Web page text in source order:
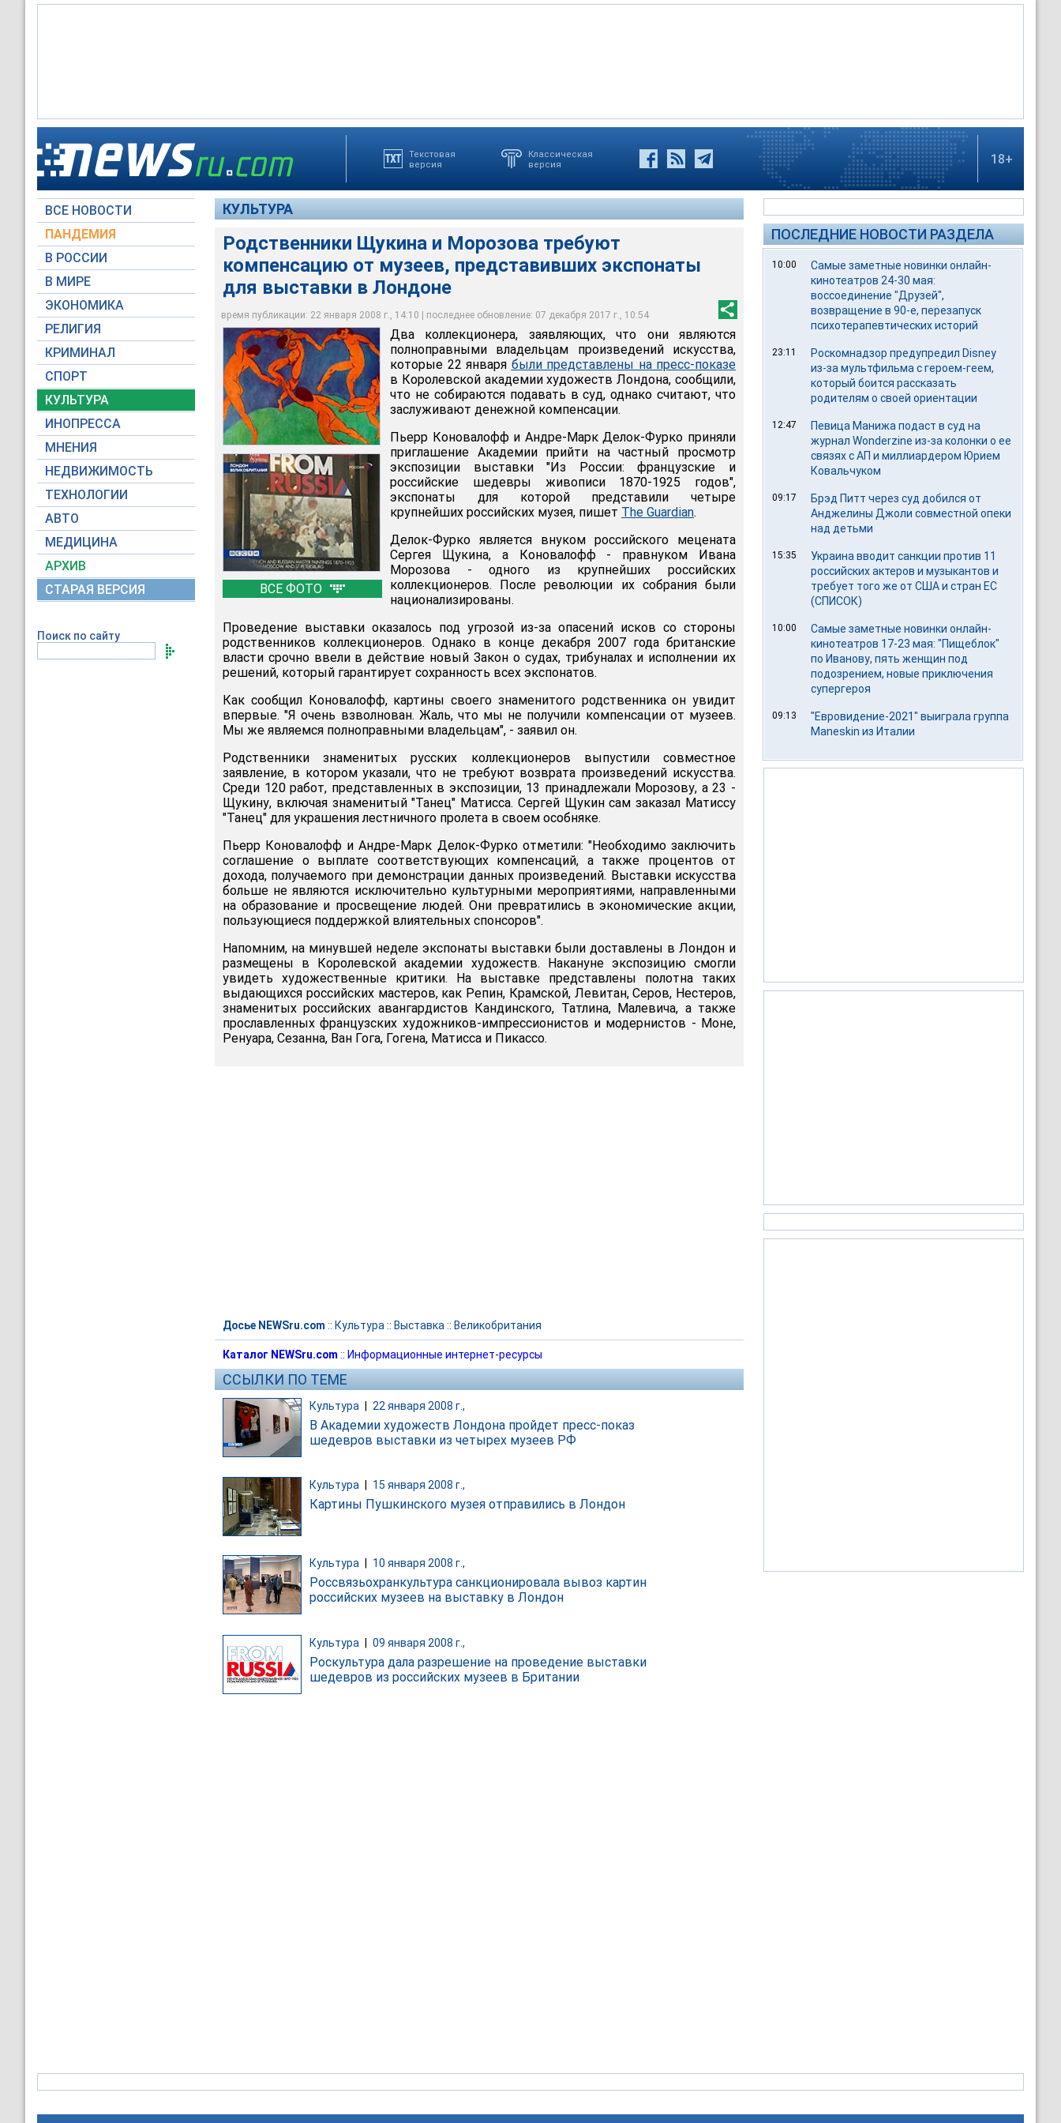
Текстовая
версия
Классическая
версия
18+
ВСЕ НОВОСТИ
ПАНДЕМИЯ
В РОССИИ
В МИРЕ
ЭКОНОМИКА
РЕЛИГИЯ
КРИМИНАЛ
СПОРТ
КУЛЬТУРА
ИНОПРЕССА
МНЕНИЯ
НЕДВИЖИМОСТЬ
ТЕХНОЛОГИИ
АВТО
МЕДИЦИНА
АРХИВ
СТАРАЯ ВЕРСИЯ
Поиск по сайту
КУЛЬТУРА
Родственники Щукина и Морозова требуют
компенсацию от музеев, представивших экспонаты
для выставки в Лондоне
время публикации: 22 января 2008 г., 14:10 | последнее обновление: 07 декабря 2017 г., 10:54
ВСЕ ФОТО
Родственники Щукина и Морозова требуют компенсацию от музеев, представивших
экспонаты для выставки в Лондоне
www.artchive.com
Пьерр Коновалофф и Андре-Марк Делок-Фурко приняли приглашение Академии
прийти на частный просмотр экспозиции выставки "Из России: французские и
российские шедевры живописи 1870-1925 годов", экспонаты для которой
представили четыре крупнейших российских му
Проведение выставки оказалось под угрозой из-за опасений исков со стороны
родственников коллекционеров
Два коллекционера, заявляющих, что они являются
полноправными владельцам произведений искусства,
которые 22 января были представлены на пресс-показе
в Королевской академии художеств Лондона, сообщили,
что не собираются подавать в суд, однако считают, что
заслуживают денежной компенсации.
Пьерр Коновалофф и Андре-Марк Делок-Фурко приняли
приглашение Академии прийти на частный просмотр
экспозиции выставки "Из России: французские и
российские шедевры живописи 1870-1925 годов",
экспонаты для которой представили четыре
крупнейших российских музея, пишет The Guardian.
Делок-Фурко является внуком российского мецената
Сергея Щукина, а Коновалофф - правнуком Ивана
Морозова - одного из крупнейших российских
коллекционеров. После революции их собрания были
национализированы.
Проведение выставки оказалось под угрозой из-за опасений исков со стороны
родственников коллекционеров. Однако в конце декабря 2007 года британские
власти срочно ввели в действие новый Закон о судах, трибуналах и исполнении их
решений, который гарантирует сохранность всех экспонатов.
Как сообщил Коновалофф, картины своего знаменитого родственника он увидит
впервые. "Я очень взволнован. Жаль, что мы не получили компенсации от музеев.
Мы же являемся полноправными владельцам", - заявил он.
Родственники знаменитых русских коллекционеров выпустили совместное
заявление, в котором указали, что не требуют возврата произведений искусства.
Среди 120 работ, представленных в экспозиции, 13 принадлежали Морозову, а 23 -
Щукину, включая знаменитый "Танец" Матисса. Сергей Щукин сам заказал Матиссу
"Танец" для украшения лестничного пролета в своем особняке.
Пьерр Коновалофф и Андре-Марк Делок-Фурко отметили: "Необходимо заключить
соглашение о выплате соответствующих компенсаций, а также процентов от
дохода, получаемого при демонстрации данных произведений. Выставки искусства
больше не являются исключительно культурными мероприятиями, направленными
на образование и просвещение людей. Они превратились в экономические акции,
пользующиеся поддержкой влиятельных спонсоров".
Напомним, на минувшей неделе экспонаты выставки были доставлены в Лондон и
размещены в Королевской академии художеств. Накануне экспозицию смогли
увидеть художественные критики. На выставке представлены полотна таких
выдающихся российских мастеров, как Репин, Крамской, Левитан, Серов, Нестеров,
знаменитых российских авангардистов Кандинского, Татлина, Малевича, а также
прославленных французских художников-импрессионистов и модернистов - Моне,
Ренуара, Сезанна, Ван Гога, Гогена, Матисса и Пикассо.
Досье NEWSru.com :: Культура :: Выставка :: Великобритания
Каталог NEWSru.com :: Информационные интернет-ресурсы
ССЫЛКИ ПО ТЕМЕ
Культура 22 января 2008 г.,
В Академии художеств Лондона пройдет пресс-показ
шедевров выставки из четырех музеев РФ
Культура 15 января 2008 г.,
Картины Пушкинского музея отправились в Лондон
Культура 10 января 2008 г.,
Россвязьохранкультура санкционировала вывоз картин
российских музеев на выставку в Лондон
Культура | 09 января 2008 г.,
Роскультура дала разрешение на проведение выставки
шедевров из российских музеев в Британии
ПОСЛЕДНИЕ НОВОСТИ РАЗДЕЛА
10:00
Самые заметные новинки онлайн-
кинотеатров 24-30 мая:
воссоединение "Друзей",
возвращение в 90-е, перезапуск
психотерапевтических историй
23:11
Роскомнадзор предупредил Disney
из-за мультфильма c героем-геем,
который боится рассказать
родителям о своей ориентации
12:47
Певица Манижа подаст в суд на
журнал Wonderzine из-за колонки о ее
связях с АП и миллиардером Юрием
Ковальчуком
09:17
Брэд Питт через суд добился от
Анджелины Джоли совместной опеки
над детьми
15:35
Украина вводит санкции против 11
российских актеров и музыкантов и
требует того же от США и стран ЕС
(СПИСОК)
10:00
Самые заметные новинки онлайн-
кинотеатров 17-23 мая: "Пищеблок"
по Иванову, пять женщин под
подозрением, новые приключения
супергероя
09:13
"Евровидение-2021" выиграла группа
Maneskin из Италии